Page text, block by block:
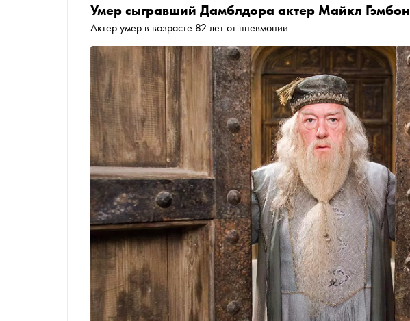
Умер сыгравший Дамблдора актер Майкл Гэмбон
Актер умер в возрасте 82 лет от пневмонии